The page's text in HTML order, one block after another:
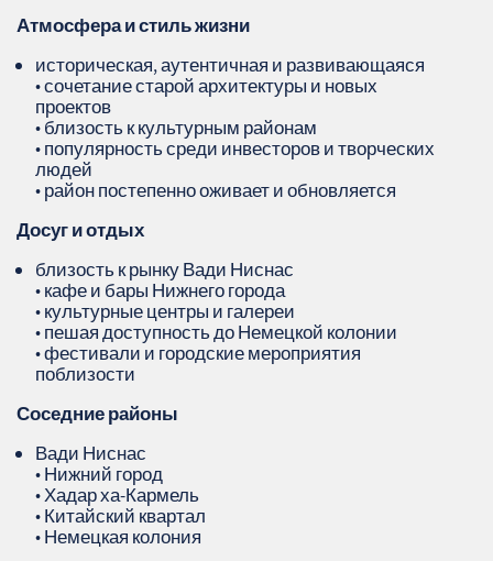
Атмосфера и стиль жизни
историческая, аутентичная и развивающаяся
• сочетание старой архитектуры и новых
проектов
• близость к культурным районам
• популярность среди инвесторов и творческих
людей
• район постепенно оживает и обновляется
Досуг и отдых
близость к рынку Вади Ниснас
• кафе и бары Нижнего города
• культурные центры и галереи
• пешая доступность до Немецкой колонии
• фестивали и городские мероприятия
поблизости
Соседние районы
Вади Ниснас
• Нижний город
• Хадар ха‑Кармель
• Китайский квартал
• Немецкая колония